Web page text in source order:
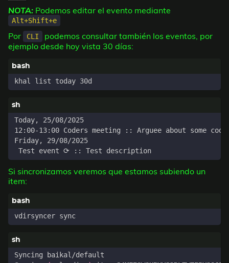
NOTA:Podemos editar el evento mediante
Alt+Shift+e
Por CLI
podemos consultar también los eventos, por
ejemplo desde hoy vista 30 días: